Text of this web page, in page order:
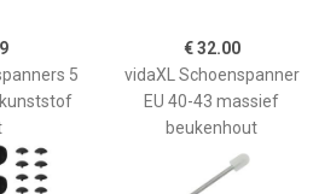
5
€ 32.00
vidaXL Schoenspanner
EU 40-43 massief
beukenhout